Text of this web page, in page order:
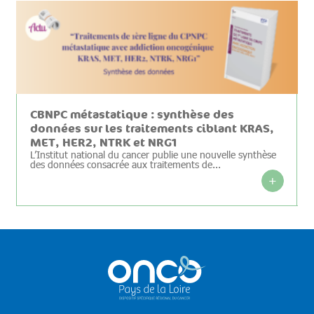
CBNPC métastatique : synthèse des
données sur les traitements ciblant KRAS,
MET, HER2, NTRK et NRG1
L’Institut national du cancer publie une nouvelle synthèse
des données consacrée aux traitements de...
+